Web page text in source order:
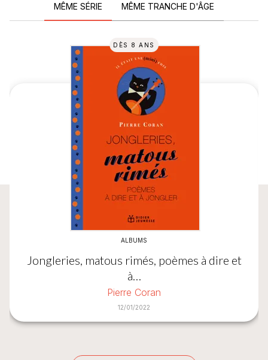
MÊME SÉRIE MÊME TRANCHE D'ÂGE
DÈS 8 ANS
ALBUMS
Jongleries, matous rimés, poèmes à dire et
à…
Pierre Coran
12/01/2022